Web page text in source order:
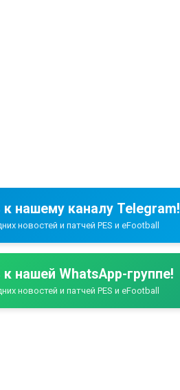
нашему каналу Telegram!
новостей и патчей PES и eFootball
нашей WhatsApp-группе!
новостей и патчей PES и eFootball